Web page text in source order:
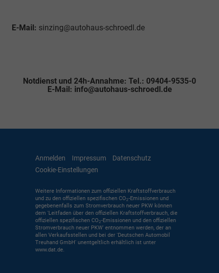
E-Mail: sinzing@autohaus-schroedl.de
Notdienst und 24h-Annahme: Tel.: 09404-9535-0
E-Mail: info@autohaus-schroedl.de
Anmelden Impressum
Datenschutz
Cookie-Einstellungen
Weitere Informationen zum offiziellen Kraftstoffverbrauch
und zu den offiziellen spezifischen CO2-Emissionen und
gegebenenfalls zum Stromverbrauch neuer PKW können
dem 'Leitfaden über den offiziellen Kraftstoffverbrauch, die
offiziellen spezifischen CO2-Emissionen und den offiziellen
Stromverbrauch neuer PKW' entnommen werden, der an
allen Verkaufsstellen und bei der 'Deutschen Automobil
Treuhand GmbH' unentgeltlich erhältlich ist unter
www.dat.de.